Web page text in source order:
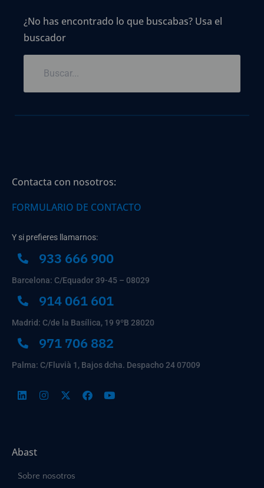
¿No has encontrado lo que buscabas? Usa el
buscador
Contacta con nosotros:
FORMULARIO DE CONTACTO
Y si prefieres llamarnos:
933 666 900
Barcelona: C/Equador 39-45 – 08029
914 061 601
Madrid: C/de la Basílica, 19 9ºB 28020
971 706 882
Palma: C/Fluvià 1, Bajos dcha. Despacho 24 07009
Abast
Sobre nosotros